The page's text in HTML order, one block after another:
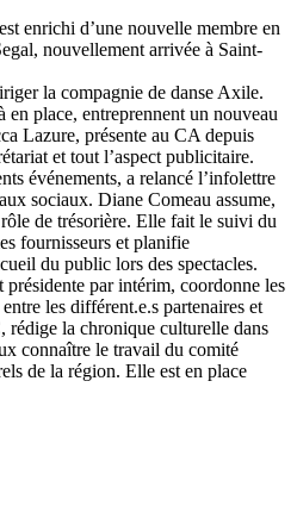
enrichi d’une nouvelle membre en
nouvellement arrivée à Saint-
la compagnie de danse Axile.
en place, entreprennent un nouveau
Lazure, présente au CA depuis
et tout l’aspect publicitaire.
événements, a relancé l’infolettre
sociaux. Diane Comeau assume,
de trésorière. Elle fait le suivi du
fournisseurs et planifie
du public lors des spectacles.
par intérim, coordonne les
les différent.e.s partenaires et
rédige la chronique culturelle dans
connaître le travail du comité
de la région. Elle est en place